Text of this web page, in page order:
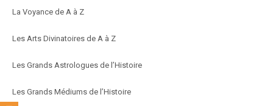
La Voyance de A à Z
Les Arts Divinatoires de A à Z
Les Grands Astrologues de l’Histoire
Les Grands Médiums de l’Histoire